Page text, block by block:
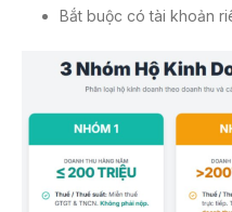
Bắt buộc có tài khoản